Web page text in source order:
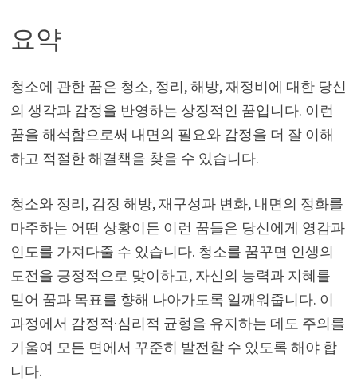
요약
청소에 관한 꿈은 청소, 정리, 해방, 재정비에 대한 당신
의 생각과 감정을 반영하는 상징적인 꿈입니다. 이런
꿈을 해석함으로써 내면의 필요와 감정을 더 잘 이해
하고 적절한 해결책을 찾을 수 있습니다.
청소와 정리, 감정 해방, 재구성과 변화, 내면의 정화를
마주하는 어떤 상황이든 이런 꿈들은 당신에게 영감과
인도를 가져다줄 수 있습니다. 청소를 꿈꾸면 인생의
도전을 긍정적으로 맞이하고, 자신의 능력과 지혜를
믿어 꿈과 목표를 향해 나아가도록 일깨워줍니다. 이
과정에서 감정적·심리적 균형을 유지하는 데도 주의를
기울여 모든 면에서 꾸준히 발전할 수 있도록 해야 합
니다.